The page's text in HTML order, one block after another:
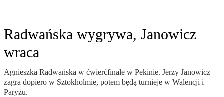
Radwańska wygrywa, Janowicz
wraca
Agnieszka Radwańska w ćwierćfinale w Pekinie. Jerzy Janowicz
zagra dopiero w Sztokholmie, potem będą turnieje w Walencji i
Paryżu.